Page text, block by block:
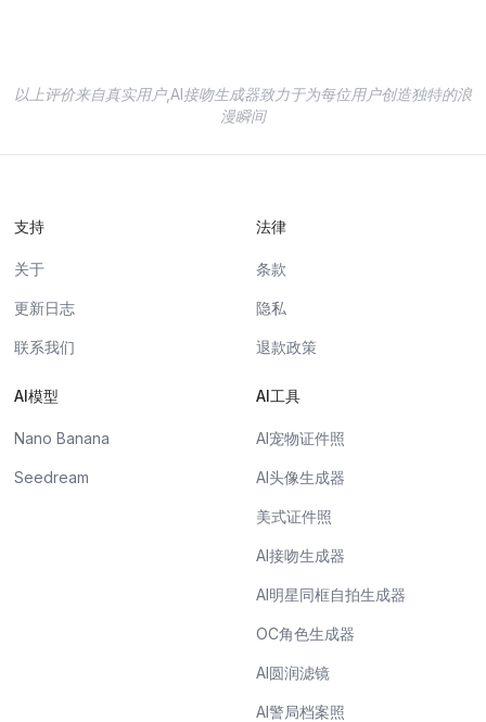
以上评价来自真实用户,AI接吻生成器致力于为每位用户创造独特的浪
漫瞬间
支持
关于
更新日志
联系我们
法律
条款
隐私
退款政策
AI模型
Nano Banana
Seedream
AI工具
AI宠物证件照
AI头像生成器
美式证件照
AI接吻生成器
AI明星同框自拍生成器
OC角色生成器
AI圆润滤镜
AI警局档案照